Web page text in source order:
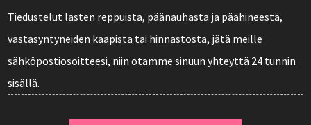
Tiedustelut lasten reppuista, päänauhasta ja päähineestä,
vastasyntyneiden kaapista tai hinnastosta, jätä meille
sähköpostiosoitteesi, niin otamme sinuun yhteyttä 24 tunnin
sisällä.